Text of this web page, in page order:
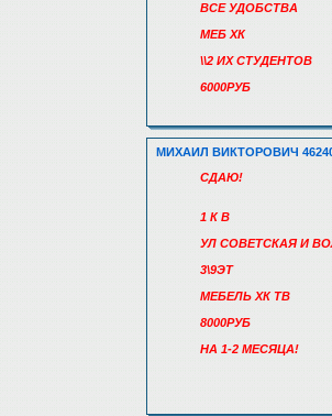
ВСЕ УДОБСТВА
МЕБ ХК
\\2 ИХ СТУДЕНТОВ
6000РУБ
МИХАИЛ ВИКТОРОВИЧ
СДАЮ!
1 К В
УЛ СОВЕТСКАЯ И
3\9ЭТ
МЕБЕЛЬ ХК ТВ
8000РУБ
НА 1-2 МЕСЯЦА!